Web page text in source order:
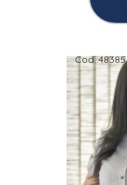
Cod.:48385